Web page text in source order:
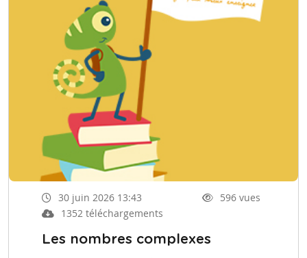
30 juin 2026 13:43
596 vues
1352 téléchargements
Les nombres complexes